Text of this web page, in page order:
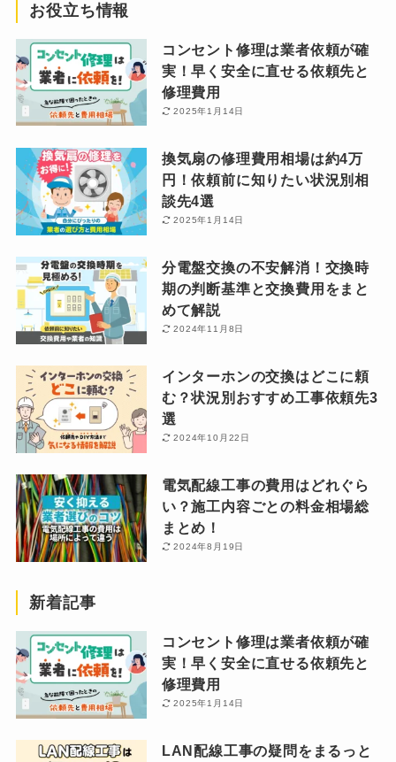
お役立ち情報
コンセント修理は業者依頼が確
実！早く安全に直せる依頼先と
修理費用
2025年1月14日
換気扇の修理費用相場は約4万
円！依頼前に知りたい状況別相
談先4選
2025年1月14日
分電盤交換の不安解消！交換時
期の判断基準と交換費用をまと
めて解説
2024年11月8日
インターホンの交換はどこに頼
む？状況別おすすめ工事依頼先3
選
2024年10月22日
電気配線工事の費用はどれぐら
い？施工内容ごとの料金相場総
まとめ！
2024年8月19日
新着記事
コンセント修理は業者依頼が確
実！早く安全に直せる依頼先と
修理費用
2025年1月14日
LAN配線工事の疑問をまるっと